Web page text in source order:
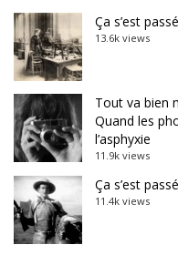
Ça s’est
13.6k views
Tout va bien
Quand les
l’asphyxie
11.9k views
Ça s’est
11.4k views